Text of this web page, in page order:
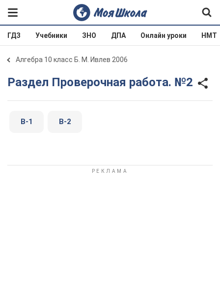
ГДЗ Учебники ЗНО ДПА Онлайн уроки НМТ
Алгебра 10 класс Б. М. Ивлев 2006
Раздел Проверочная работа. №2
В-1 B-2